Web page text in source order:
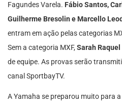
Fagundes Varela. Fábio Santos,
Guilherme Bresolin e Marcello
entram em ação pelas categorias
Sem a categoria MXF, Sarah Raquel
de equipe. As provas serão
canal SportbayTV.
A Yamaha se preparou muito para